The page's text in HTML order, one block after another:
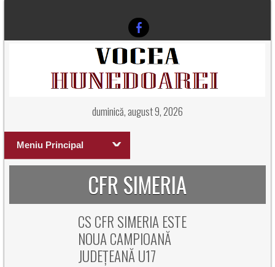
duminică, august 9, 2026
Meniu Principal
CFR SIMERIA
CS CFR SIMERIA ESTE
NOUA CAMPIOANĂ
JUDEȚEANĂ U17